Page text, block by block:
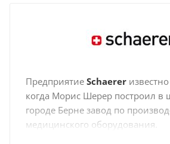
Предприятие Schaerer
когда Морис Шерер построил в
городе Берне завод по
медицинского оборудования.